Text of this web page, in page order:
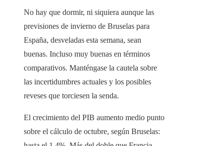
No hay que dormir, ni siquiera aunque las
previsiones de invierno de Bruselas para
España, desveladas esta semana, sean
buenas. Incluso muy buenas en términos
comparativos. Manténgase la cautela sobre
las incertidumbres actuales y los posibles
reveses que torciesen la senda.
El crecimiento del PIB aumento medio punto
sobre el cálculo de octubre, según Bruselas: